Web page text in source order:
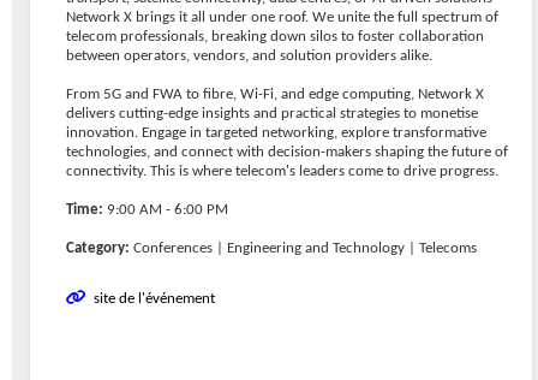
Network X brings it all under one roof. We unite the full spectrum of
telecom professionals, breaking down silos to foster collaboration
between operators, vendors, and solution providers alike.
From 5G and FWA to fibre, Wi-Fi, and edge computing, Network X
delivers cutting-edge insights and practical strategies to monetise
innovation. Engage in targeted networking, explore transformative
technologies, and connect with decision-makers shaping the future of
connectivity. This is where telecom's leaders come to drive progress.
Time: 9:00 AM - 6:00 PM
Category: Conferences | Engineering and Technology | Telecoms
site de l'événement